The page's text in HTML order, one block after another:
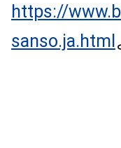
https://
sanso.ja.html